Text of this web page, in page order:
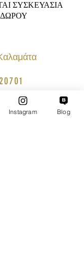
ΣΥΣΚΕΥΑΣΙΑ
ΔΩΡΟΥ
Δέματος
Instagram Blog